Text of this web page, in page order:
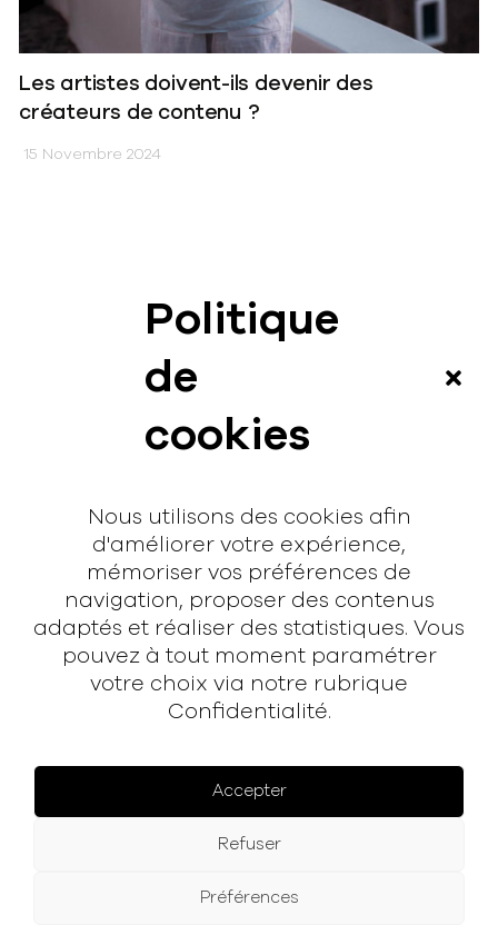
Politique
de
cookies
Nous utilisons des cookies afin
d'améliorer votre expérience,
mémoriser vos préférences de
navigation, proposer des contenus
adaptés et réaliser des statistiques. Vous
pouvez à tout moment paramétrer
votre choix via notre rubrique
Confidentialité.
Accepter
Refuser
Préférences
Les artistes doivent-ils devenir des
créateurs de contenu ?
15 Novembre 2024
Interview
Contact
hello@rodmusic.fr
SubmitHub
Groover
À propos
Mentions légales